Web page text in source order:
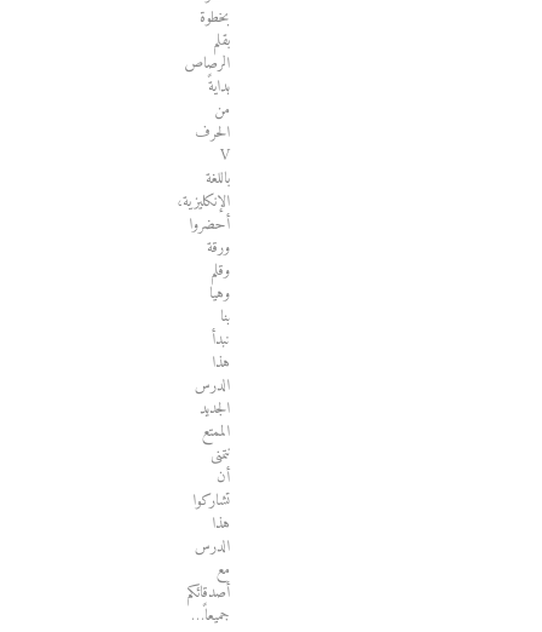
بخطوة
بقلم
الرصاص
بدايةً
من
الحرف
V
باللغة
الإنكليزية،
أحضروا
ورقة
وقلم
وهيا
بنا
نبدأ
هذا
الدرس
الجديد
الممتع
نتمنى
أن
تشاركوا
هذا
الدرس
مع
أصدقائكم
جميعاً…